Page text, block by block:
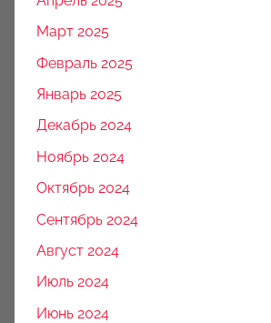
Март 2025
Февраль 2025
Январь 2025
Декабрь 2024
Ноябрь 2024
Октябрь 2024
Сентябрь 2024
Август 2024
Июль 2024
Июнь 2024